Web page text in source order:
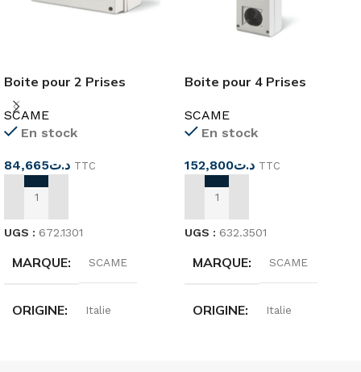
Boite pour 2 Prises
Industrielles IP66 SCAME
SCAME
En stock
د.ت84,665 TTC
AJOUTER AU PANIER
UGS : 672.1301
MARQUE SCAME
ORIGINE Italie
Boite pour 4 Prises
SCAME
En stock
د.ت152,800 TTC
AJOUTER AU PANIER
UGS : 632.3501
MARQUE SCAME
ORIGINE Italie